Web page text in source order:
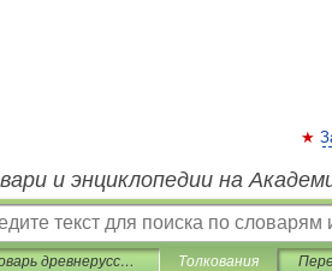
и энциклопедии на
Словарь древнерусского языка (XI-XIV вв.) Толкования